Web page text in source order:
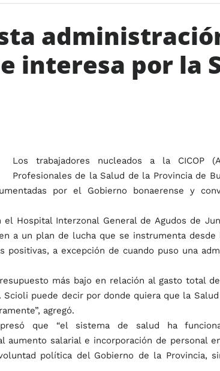
interesa por la
Los trabajadores nucleados a la CICOP
Profesionales de la Salud de la Provincia de
por el Gobierno bonaerense y
Hospital Interzonal General de Agudos de
a un plan de lucha que se instrumenta
positivas, a excepción de cuando puso una
más bajo en relación al gasto total
puede decir por donde quiera que la
agregó.
que “el sistema de salud ha
aumento salarial e incorporación de personal
política del Gobierno de la Provincia,